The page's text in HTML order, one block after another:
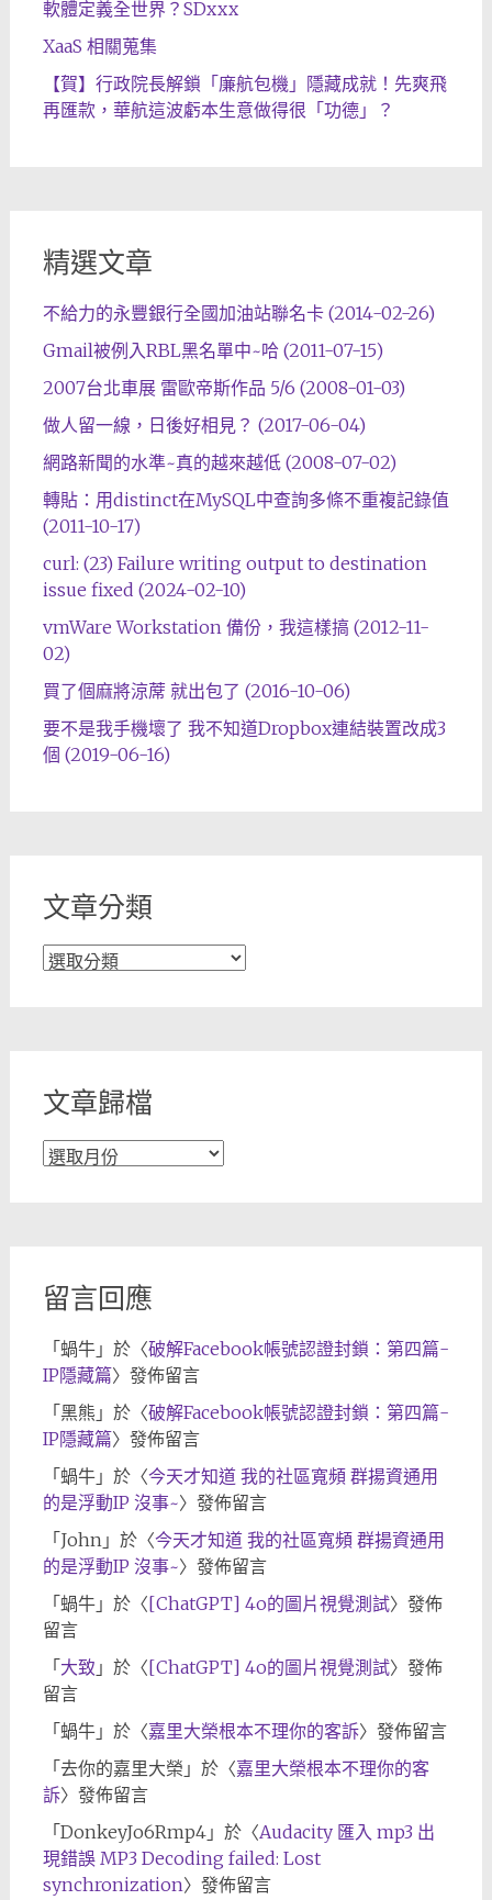
軟體定義全世界？SDxxx
XaaS 相關蒐集
【賀】行政院長解鎖「廉航包機」隱藏成就！先爽飛
再匯款，華航這波虧本生意做得很「功德」？
精選文章
不給力的永豐銀行全國加油站聯名卡 (2014-02-26)
Gmail被例入RBL黑名單中~哈 (2011-07-15)
2007台北車展 雷歐帝斯作品 5/6 (2008-01-03)
做人留一線，日後好相見？ (2017-06-04)
網路新聞的水準~真的越來越低 (2008-07-02)
轉貼：用distinct在MySQL中查詢多條不重複記錄值
(2011-10-17)
curl: (23) Failure writing output to destination
issue fixed (2024-02-10)
vmWare Workstation 備份，我這樣搞 (2012-11-
02)
買了個麻將涼蓆 就出包了 (2016-10-06)
要不是我手機壞了 我不知道Dropbox連結裝置改成3
個 (2019-06-16)
文章分類
文
文章歸檔
文
留言回應
「蝸牛」於〈破解Facebook帳號認證封鎖：第四篇-
IP隱藏篇〉發佈留言
「黑熊 」於〈破解Facebook帳號認證封鎖：第四篇-
IP隱藏篇〉發佈留言
「蝸牛」於〈今天才知道 我的社區寬頻 群揚資通用
的是浮動IP 沒事~〉發佈留言
「John 」於〈今天才知道 我的社區寬頻 群揚資通用
的是浮動IP 沒事~〉發佈留言
「蝸牛」於〈[ChatGPT] 4o的圖片視覺測試〉發佈
留言
「大致 」於〈[ChatGPT] 4o的圖片視覺測試〉發佈
留言
「蝸牛」於〈嘉里大榮根本不理你的客訴〉發佈留言
「去你的嘉里大榮 」於〈嘉里大榮根本不理你的客
訴〉發佈留言
「DonkeyJo6Rmp4」於〈Audacity 匯入 mp3 出
現錯誤 MP3 Decoding failed: Lost
synchronization〉發佈留言